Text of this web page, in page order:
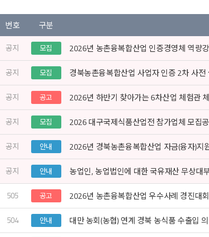
번호 구분
공지 모집 2026년 농촌융복합산업 인증경영체 역량
공지 모집 경북농촌융복합산업 사업자 인증 2차 사
공지 공고 2026년 하반기 찾아가는 6차산업 체험관
공지 모집 2026 대구국제식품산업전 참가업체 모집
공지 안내 2026년 경북농촌융복합산업 자금(융자)지
공지 안내 농업인, 농업법인에 대한 국유재산 무상대
505 공고 2026년 농촌융복합산업 우수사례 경진대
504 안내 대만 농회(농협) 연계 경북 농식품 수출입